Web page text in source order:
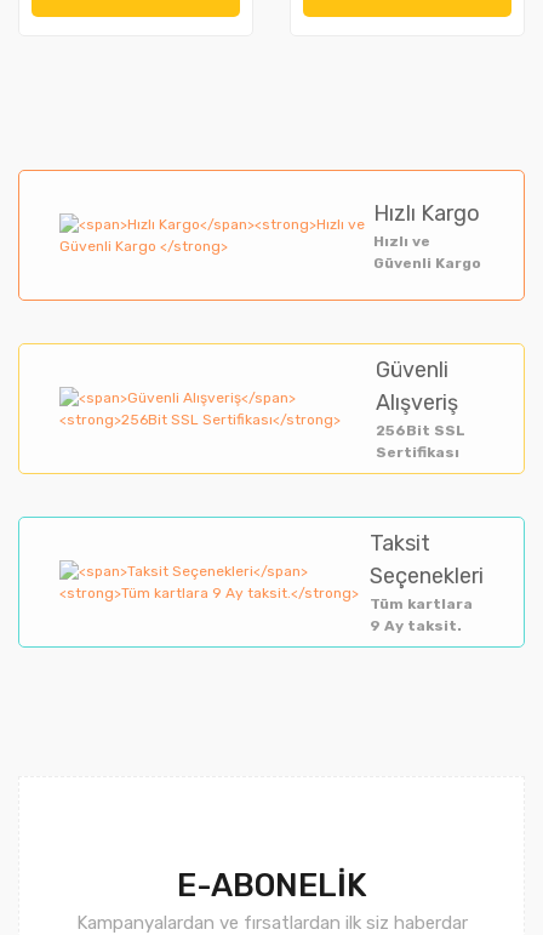
Hızlı Kargo
Hızlı ve
Güvenli Kargo
Güvenli
Alışveriş
256Bit SSL
Sertifikası
Taksit
Seçenekleri
Tüm kartlara
9 Ay taksit.
E-ABONELİK
Kampanyalardan ve fırsatlardan ilk siz haberdar